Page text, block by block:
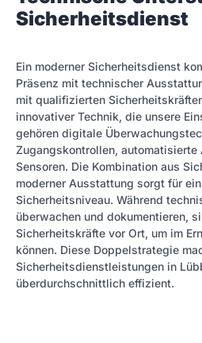
Sicherheitsdienst
Ein moderner Sicherheitsdienst
Präsenz mit technischer
mit qualifizierten
innovativer Technik, die unsere
gehören digitale
Zugangskontrollen, automatisierte
Sensoren. Die Kombination aus
moderner Ausstattung sorgt für
Sicherheitsniveau. Während
überwachen und dokumentieren,
Sicherheitskräfte vor Ort, um im
können. Diese Doppelstrategie
Sicherheitsdienstleistungen in
überdurchschnittlich effizient.